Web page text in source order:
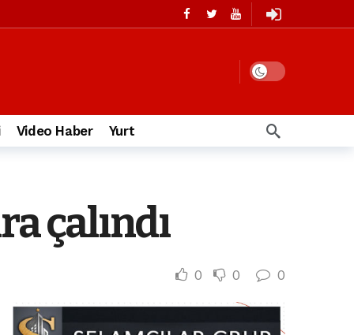
Video Haber Yurt
çalındı
0 0 0